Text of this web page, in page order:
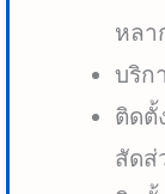
หลา
บริก
ติดตั้
สัดส่